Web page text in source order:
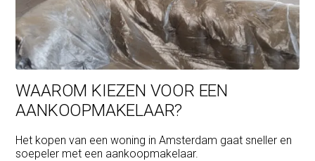
WAAROM KIEZEN VOOR EEN
AANKOOPMAKELAAR?
Het kopen van een woning in Amsterdam gaat sneller en
soepeler met een aankoopmakelaar.